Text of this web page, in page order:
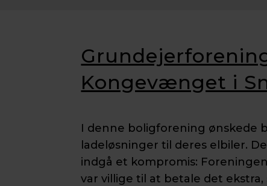
Kongevænget i
I denne boligforening ønskede
ladeløsninger til deres elbiler.
indgå et kompromis:
var villige til at betale det